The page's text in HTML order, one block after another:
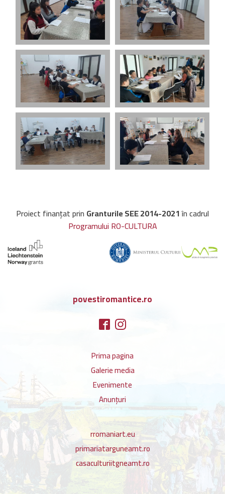
Proiect finanțat prin Granturile SEE 2014-2021în cadrul
Programului RO-CULTURA
povestiromantice.ro
Prima pagina
Galerie media
Evenimente
Anunțuri
rromaniart.eu
primariatarguneamt.ro
casaculturiitgneamt.ro